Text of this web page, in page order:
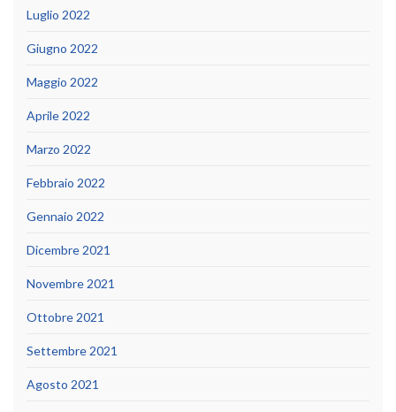
Luglio 2022
Giugno 2022
Maggio 2022
Aprile 2022
Marzo 2022
Febbraio 2022
Gennaio 2022
Dicembre 2021
Novembre 2021
Ottobre 2021
Settembre 2021
Agosto 2021